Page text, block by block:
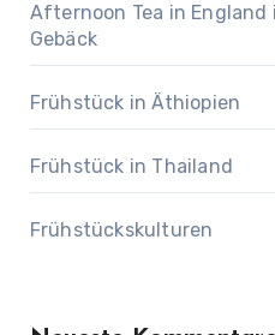
Afternoon Tea in England
Gebäck
Frühstück in Äthiopien
Frühstück in Thailand
Frühstückskulturen